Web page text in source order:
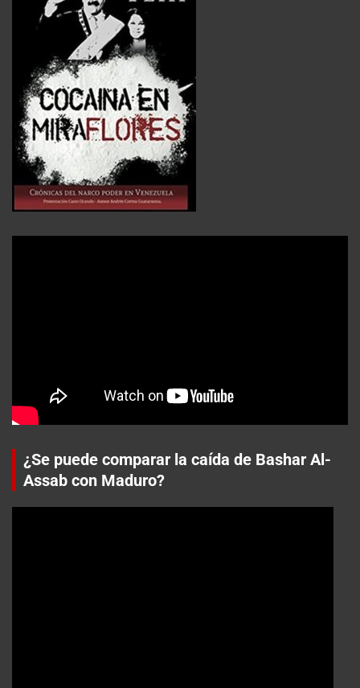
¿Se puede comparar la caída de Bashar Al-
Assab con Maduro?